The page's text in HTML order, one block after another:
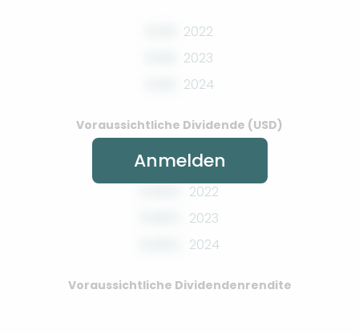
2022
2023
2024
Voraussichtliche Dividende (USD)
2022
2023
2024
Voraussichtliche Dividendenrendite
Anmelden